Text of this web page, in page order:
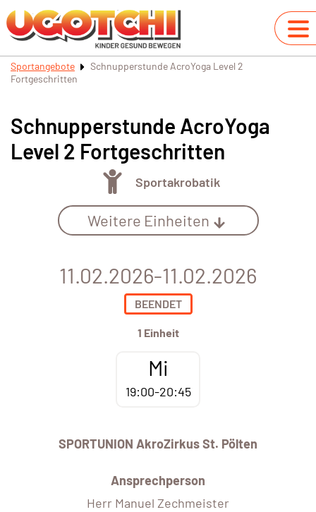
Sportangebote
Schnupperstunde AcroYoga Level 2
Fortgeschritten
Schnupperstunde AcroYoga
Level 2 Fortgeschritten
Sportakrobatik
Weitere Einheiten
11.02.2026-11.02.2026
BEENDET
1 Einheit
Mi
19:00-20:45
SPORTUNION AkroZirkus St. Pölten
Ansprechperson
Herr Manuel Zechmeister